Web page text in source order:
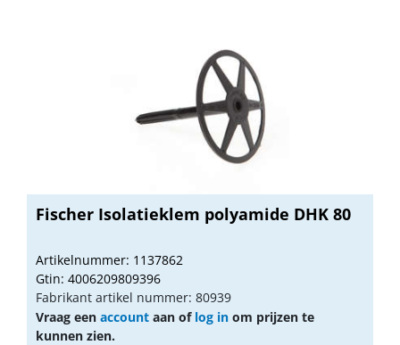
Fischer Isolatieklem polyamide DHK 80
Artikelnummer: 1137862
Gtin: 4006209809396
Fabrikant artikel nummer: 80939
Vraag een account aan of log in om prijzen te
kunnen zien.